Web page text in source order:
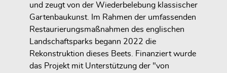
und zeugt von der Wiederbelebung klassischer
Gartenbaukunst. Im Rahmen der umfassenden
Restaurierungsmaßnahmen des englischen
Landschaftsparks begann 2022 die
Rekonstruktion dieses Beets. Finanziert wurde
das Projekt mit Unterstützung der "von